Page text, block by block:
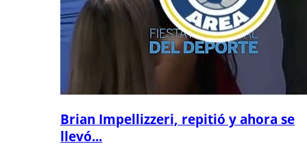
Brian Impellizzeri, repitió y ahora se
llevó...